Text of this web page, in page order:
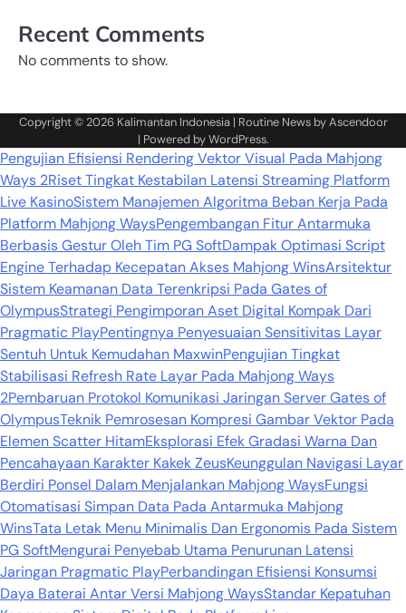
Recent Comments
No comments to show.
Copyright © 2026 Kalimantan Indonesia| Routine News byAscendoor
| Powered byWordPress.
Pengujian Efisiensi Rendering Vektor Visual Pada Mahjong
Ways 2Riset Tingkat Kestabilan Latensi Streaming Platform
Live KasinoSistem Manajemen Algoritma Beban Kerja Pada
Platform Mahjong WaysPengembangan Fitur Antarmuka
Berbasis Gestur Oleh Tim PG SoftDampak Optimasi Script
Engine Terhadap Kecepatan Akses Mahjong WinsArsitektur
Sistem Keamanan Data Terenkripsi Pada Gates of
OlympusStrategi Pengimporan Aset Digital Kompak Dari
Pragmatic PlayPentingnya Penyesuaian Sensitivitas Layar
Sentuh Untuk Kemudahan MaxwinPengujian Tingkat
Stabilisasi Refresh Rate Layar Pada Mahjong Ways
2Pembaruan Protokol Komunikasi Jaringan Server Gates of
OlympusTeknik Pemrosesan Kompresi Gambar Vektor Pada
Elemen Scatter HitamEksplorasi Efek Gradasi Warna Dan
Pencahayaan Karakter Kakek ZeusKeunggulan Navigasi Layar
Berdiri Ponsel Dalam Menjalankan Mahjong WaysFungsi
Otomatisasi Simpan Data Pada Antarmuka Mahjong
WinsTata Letak Menu Minimalis Dan Ergonomis Pada Sistem
PG SoftMengurai Penyebab Utama Penurunan Latensi
Jaringan Pragmatic PlayPerbandingan Efisiensi Konsumsi
Daya Baterai Antar Versi Mahjong WaysStandar Kepatuhan